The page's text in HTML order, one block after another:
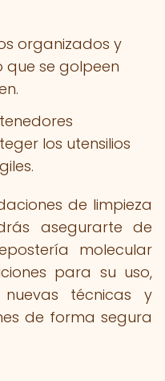
organizados y
se golpeen
los utensilios
de limpieza
asegurarte de
molecular
para su uso,
técnicas y
de forma segura